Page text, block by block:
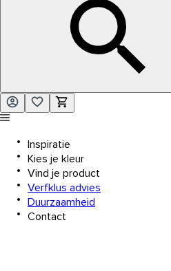
Inspiratie
Kies je kleur
Vind je product
Verfklus advies
Duurzaamheid
Contact